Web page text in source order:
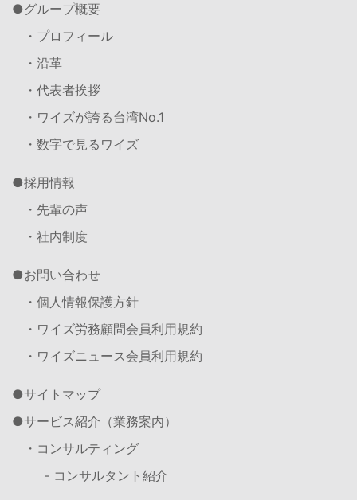
グループ概要
・プロフィール
・沿革
・代表者挨拶
・ワイズが誇る台湾No.1
・数字で見るワイズ
採用情報
・先輩の声
・社内制度
お問い合わせ
・個人情報保護方針
・ワイズ労務顧問会員利用規約
・ワイズニュース会員利用規約
サイトマップ
サービス紹介（業務案内）
・コンサルティング
- コンサルタント紹介